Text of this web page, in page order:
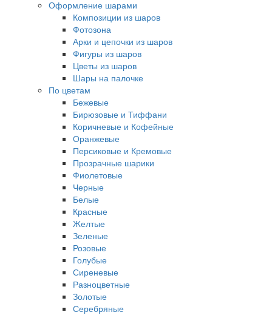
Оформление шарами
Композиции из шаров
Фотозона
Арки и цепочки из шаров
Фигуры из шаров
Цветы из шаров
Шары на палочке
По цветам
Бежевые
Бирюзовые и Тиффани
Коричневые и Кофейные
Оранжевые
Персиковые и Кремовые
Прозрачные шарики
Фиолетовые
Черные
Белые
Красные
Желтые
Зеленые
Розовые
Голубые
Сиреневые
Разноцветные
Золотые
Серебряные